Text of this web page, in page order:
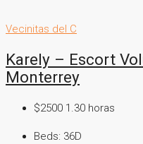
Vecinitas del C
Karely – Escort
Monterrey
$2500 1.30 horas
Beds: 36D